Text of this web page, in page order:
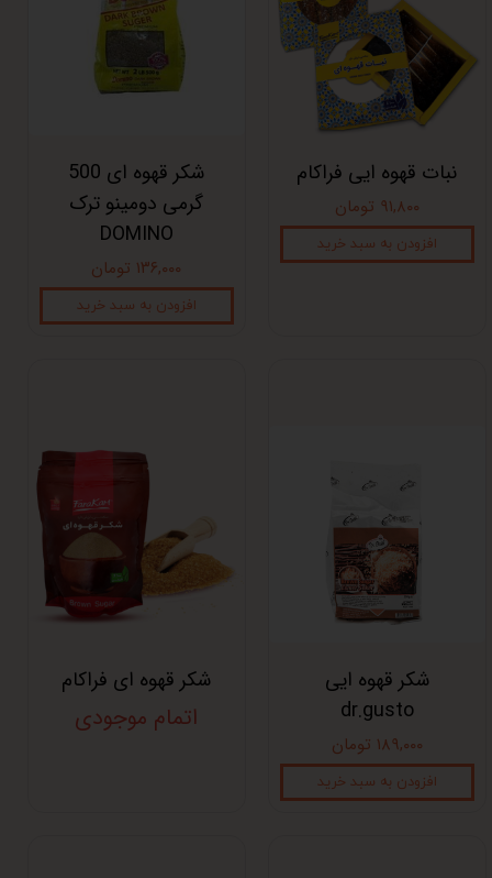
نبات قهوه ایی فراکام
۹۱,۸۰۰ تومان
افزودن به سبد خرید
شکر قهوه ای 500
گرمی دومینو ترک
DOMINO
۱۳۶,۰۰۰ تومان
افزودن به سبد خرید
شکر قهوه ایی
dr.gusto
۱۸۹,۰۰۰ تومان
افزودن به سبد خرید
شکر قهوه ای فراکام
اتمام موجودی